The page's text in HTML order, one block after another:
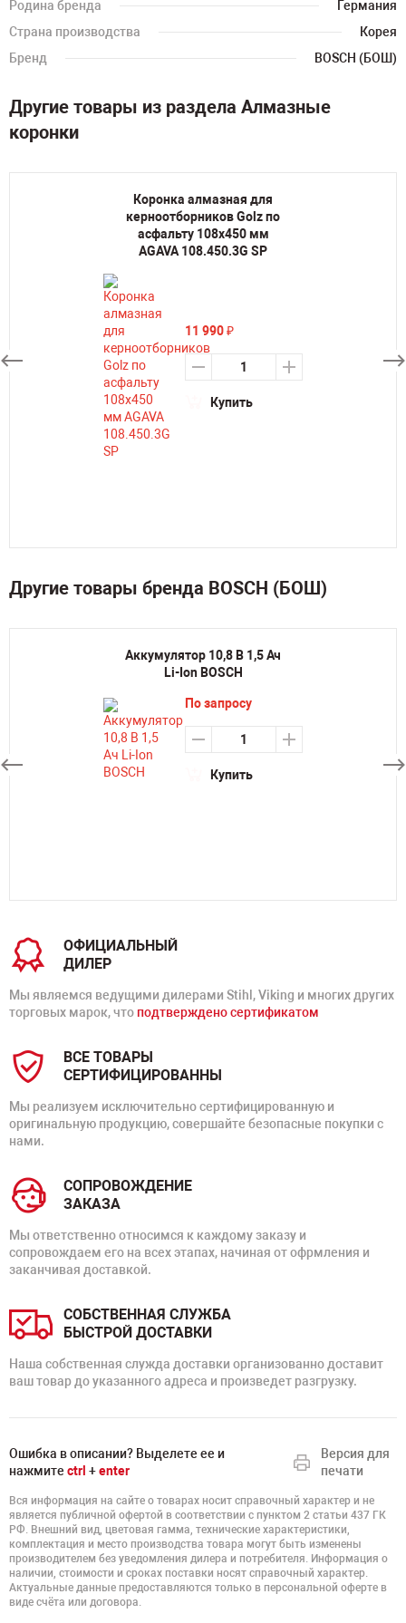
Родина бренда
Германия
Страна производства
Корея
Бренд
BOSCH (БОШ)
Другие товары из раздела Алмазные
коронки
Коронка алмазная для
керноотборников Golz по
асфальту 108х450 мм
AGAVA 108.450.3G SP
11 990₽
Купить
Другие товары бренда BOSCH (БОШ)
Аккумулятор 10,8 В 1,5 Ач
Li-Ion BOSCH
По запросу
Купить
ОФИЦИАЛЬНЫЙ
ДИЛЕР
Мы являемся ведущими дилерами Stihl, Viking и многих других
торговых марок, что подтверждено сертификатом
ВСЕ ТОВАРЫ
СЕРТИФИЦИРОВАННЫ
Мы реализуем исключительно сертифицированную и
оригинальную продукцию, совершайте безопасные покупки с
нами.
СОПРОВОЖДЕНИЕ
ЗАКАЗА
Мы ответственно относимся к каждому заказу и
сопровождаем его на всех этапах, начиная от офрмления и
заканчивая доставкой.
СОБСТВЕННАЯ СЛУЖБА
БЫСТРОЙ ДОСТАВКИ
Наша собственная служда доставки организованно доставит
ваш товар до указанного адреса и произведет разгрузку.
Ошибка в описании? Выделете ее и
нажмите ctrl +enter
Версия для
печати
Вся информация на сайте о товарах носит справочный характер и не
является публичной офертой в соответствии с пунктом 2 статьи 437 ГК
РФ. Внешний вид, цветовая гамма, технические характеристики,
комплектация и место производства товара могут быть изменены
производителем без уведомления дилера и потребителя. Информация о
наличии, стоимости и сроках поставки носят справочный характер.
Актуальные данные предоставляются только в персональной оферте в
виде счёта или договора.